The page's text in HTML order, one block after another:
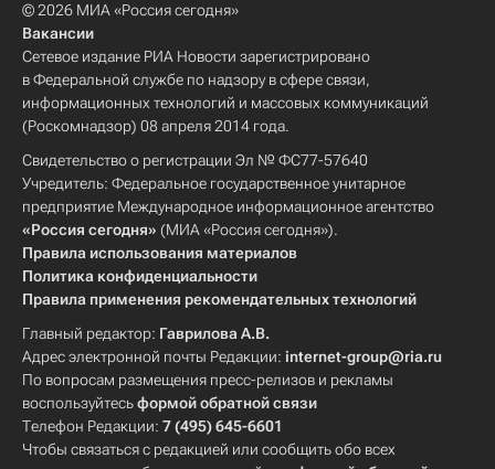
© 2026 МИА «Россия сегодня»
Вакансии
Сетевое издание РИА Новости зарегистрировано
в Федеральной службе по надзору в сфере связи,
информационных технологий и массовых коммуникаций
(Роскомнадзор) 08 апреля 2014 года.
Свидетельство о регистрации Эл № ФС77-57640
Учредитель: Федеральное государственное унитарное
предприятие Международное информационное агентство
«Россия сегодня» (МИА «Россия сегодня»).
Правила использования материалов
Политика конфиденциальности
Правила применения рекомендательных технологий
Главный редактор: Гаврилова А.В.
Адрес электронной почты Редакции: internet-group@ria.ru
По вопросам размещения пресс-релизов и рекламы
воспользуйтесьформой обратной связи
Телефон Редакции: 7 (495) 645-6601
Чтобы связаться с редакцией или сообщить обо всех